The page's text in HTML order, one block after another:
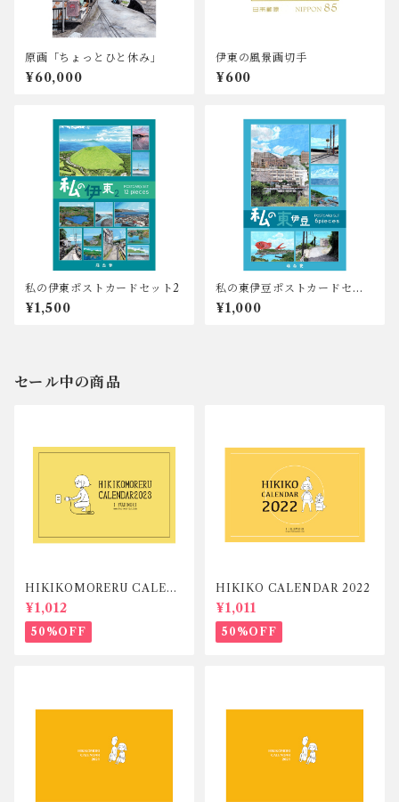
原画「ちょっとひと休み」
¥60,000
伊東の風景画切手
¥600
私の伊東ポストカードセット2
¥1,500
私の東伊豆ポストカードセッ
ト
¥1,000
セール中の商品
HIKIKOMORERU CALEN
DAR 2023
¥1,012
50%OFF
HIKIKO CALENDAR 2022
¥1,011
50%OFF